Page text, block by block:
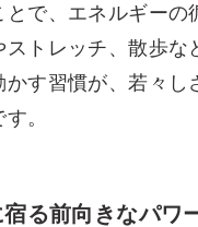
とで、エネルギーの
ストレッチ、散歩な
かす習慣が、若々し
。
る前向きなパワ